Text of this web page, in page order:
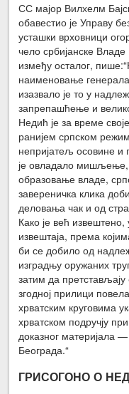
СС мајор Вилхелм
обавестио је Управу
усташки врховници
чело србијанске
између осталог,
наименовање
изазвало је то у
запрепашћење и
Недић је за време
ранијем српском
непријатељ осовине и
је овладало мишљење,
образовање владе,
завереничка клика
деловања чак и од
Како је већ
извештаја, према
би се добило од
изградњу оружаних
затим да претстављају
згодној прилици
хрватским круговима
хрватском подручју
доказног материјала —
Београда.“
ГРИСОГОНО О